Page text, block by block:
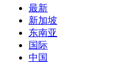
最新
新加坡
东南亚
国际
中国